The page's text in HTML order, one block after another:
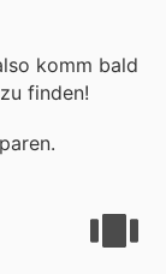
komm bald
finden!